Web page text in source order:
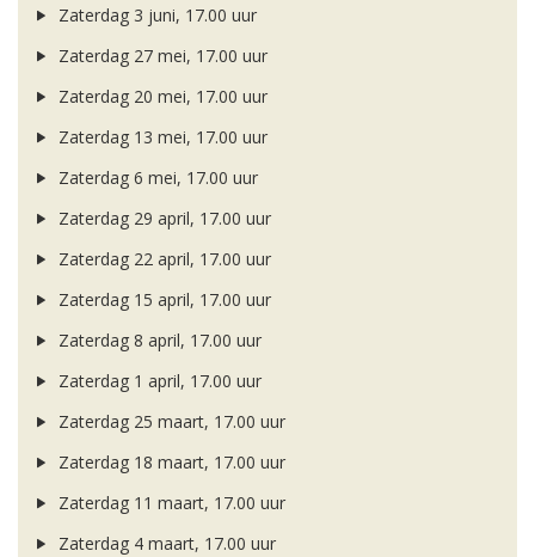
Zaterdag 3 juni, 17.00 uur
Zaterdag 27 mei, 17.00 uur
Zaterdag 20 mei, 17.00 uur
Zaterdag 13 mei, 17.00 uur
Zaterdag 6 mei, 17.00 uur
Zaterdag 29 april, 17.00 uur
Zaterdag 22 april, 17.00 uur
Zaterdag 15 april, 17.00 uur
Zaterdag 8 april, 17.00 uur
Zaterdag 1 april, 17.00 uur
Zaterdag 25 maart, 17.00 uur
Zaterdag 18 maart, 17.00 uur
Zaterdag 11 maart, 17.00 uur
Zaterdag 4 maart, 17.00 uur